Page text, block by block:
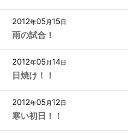
2012年05 月15日
雨の試合！
2012年05 月14日
日焼け！！
2012年05 月12日
寒い初日！！